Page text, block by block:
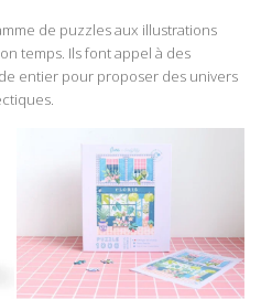
de puzzles aux illustrations
temps. Ils font appel à des
entier pour proposer des univers